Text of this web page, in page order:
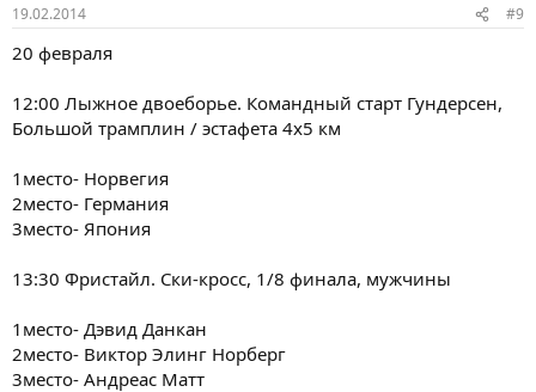
19.02.2014 #9
20 февраля
12:00 Лыжное двоеборье. Командный старт Гундерсен,
Большой трамплин / эстафета 4х5 км
1место- Норвегия
2место- Германия
3место- Япония
13:30 Фристайл. Ски-кросс, 1/8 финала, мужчины
1место- Дэвид Данкан
2место- Виктор Элинг Норберг
3место- Андреас Матт